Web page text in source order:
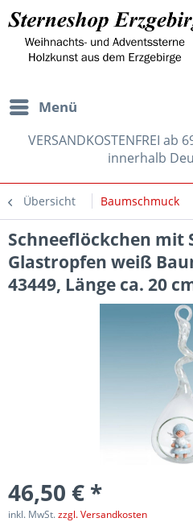
Menü
VERSANDKOSTENFREI
innerhalb
Übersicht Baumschmuck
Schneeflöckchen mit
Glastropfen weiß
43449, Länge ca. 20
46,50 € *
inkl. MwSt.zzgl. Versandkosten